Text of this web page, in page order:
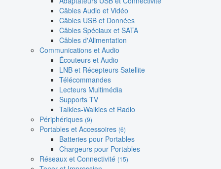
Câbles Audio et Vidéo
Câbles USB et Données
Câbles Spéciaux et SATA
Câbles d'Alimentation
Communications et Audio
Écouteurs et Audio
LNB et Récepteurs Satellite
Télécommandes
Lecteurs Multimédia
Supports TV
Talkies-Walkies et Radio
Périphériques (9)
Portables et Accessoires (6)
Batteries pour Portables
Chargeurs pour Portables
Réseaux et Connectivité (15)